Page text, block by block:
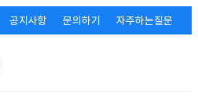
공지사항 문의하기 자주하는질문